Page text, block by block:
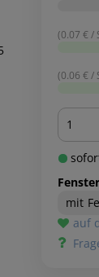
(0.07 € /
(0.06 € /
Menge
mit
auf